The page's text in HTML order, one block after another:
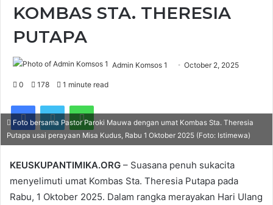
KOMBAS STA. THERESIA
PUTAPA
Admin Komsos 1 October 2, 2025
0 178 1 minute read
Foto bersama Pastor Paroki Mauwa dengan umat Kombas Sta. Theresia
Putapa usai perayaan Misa Kudus, Rabu 1 Oktober 2025 (Foto: Istimewa)
KEUSKUPANTIMIKA.ORG – Suasana penuh sukacita
menyelimuti umat Kombas Sta. Theresia Putapa pada
Rabu, 1 Oktober 2025. Dalam rangka merayakan Hari Ulang